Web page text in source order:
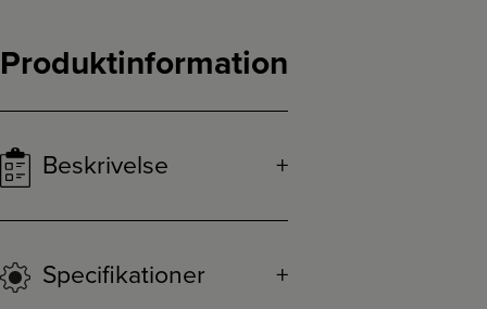
Produktinformation
Beskrivelse
Specifikationer